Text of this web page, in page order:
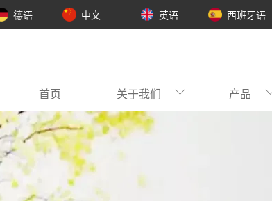
德语 中文 英语 西班牙语
首页 关于我们 产品